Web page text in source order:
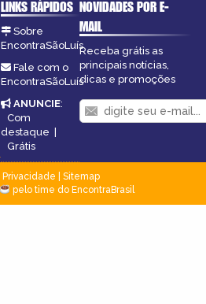
LINKS RÁPIDOS
Sobre
EncontraSãoLuís
Fale com o
EncontraSãoLuís
ANUNCIE:
Com
destaque |
Grátis
NOVIDADES POR E-
MAIL
Receba grátis as
principais notícias,
dicas e promoções
Privacidade
Sitemap
pelo time do EncontraBrasil